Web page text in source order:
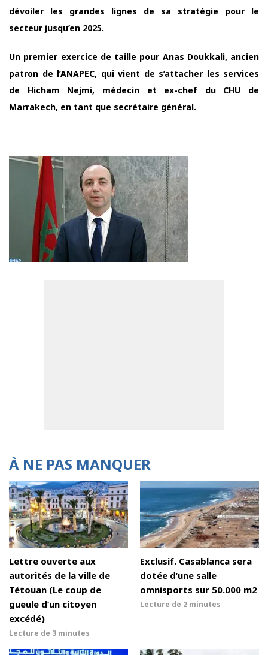
dévoiler les grandes lignes de sa stratégie pour le
secteur jusqu’en 2025.
Un premier exercice de taille pour Anas Doukkali, ancien
patron de l’ANAPEC, qui vient de s’attacher les services
de Hicham Nejmi, médecin et ex-chef du CHU de
Marrakech, en tant que secrétaire général.
À NE PAS MANQUER
Lettre ouverte aux
autorités de la ville de
Tétouan (Le coup de
gueule d’un citoyen
excédé)
Lecture de 3 minutes
Exclusif. Casablanca sera
dotée d’une salle
omnisports sur 50.000 m2
Lecture de 2 minutes